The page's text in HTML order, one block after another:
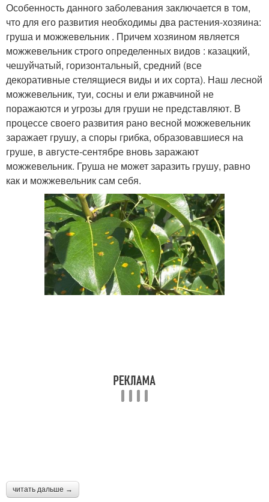
Особенность данного заболевания заключается в том,
что для его развития необходимы два растения-хозяина:
груша и можжевельник . Причем хозяином является
можжевельник строго определенных видов : казацкий,
чешуйчатый, горизонтальный, средний (все
декоративные стелящиеся виды и их сорта). Наш лесной
можжевельник, туи, сосны и ели ржавчиной не
поражаются и угрозы для груши не представляют. В
процессе своего развития рано весной можжевельник
заражает грушу, а споры грибка, образовавшиеся на
груше, в августе-сентябре вновь заражают
можжевельник. Груша не может заразить грушу, равно
как и можжевельник сам себя.
читать дальше →